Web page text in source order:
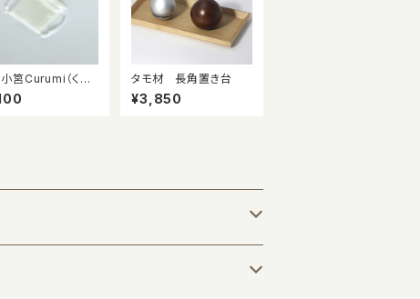
筥Curumi（くる
正絹袋
タモ材 長角置き台
¥3,850